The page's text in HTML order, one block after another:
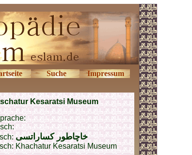
Suche Impressum
KesaratsiMuseum
خاچاطور کساراتسی
Khachatur Kesaratsi Museum